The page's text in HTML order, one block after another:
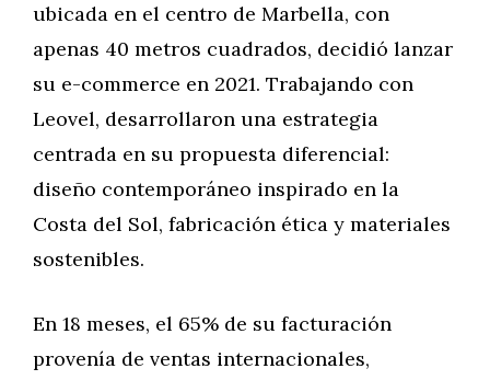
ubicada en el centro de Marbella, con
apenas 40 metros cuadrados, decidió lanzar
su e-commerce en 2021. Trabajando con
Leovel, desarrollaron una estrategia
centrada en su propuesta diferencial:
diseño contemporáneo inspirado en la
Costa del Sol, fabricación ética y materiales
sostenibles.
En 18 meses, el 65% de su facturación
provenía de ventas internacionales,